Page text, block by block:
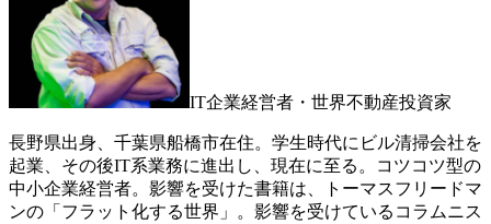
IT企業経営者・世界不動産投資家
長野県出身、千葉県船橋市在住。学生時代にビル清掃会社を
起業、その後IT系業務に進出し、現在に至る。コツコツ型の
中小企業経営者。影響を受けた書籍は、トーマスフリードマ
ンの「フラット化する世界」。影響を受けているコラムニス